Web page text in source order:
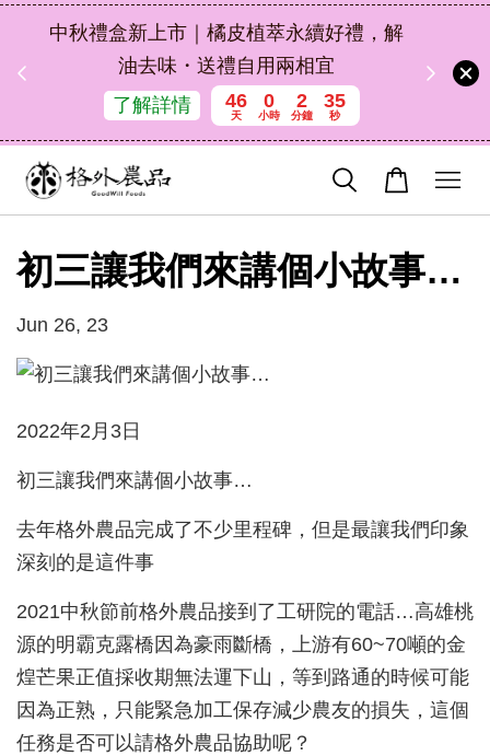
中秋禮盒新上市｜橘皮植萃永續好禮，解
油去味・送禮自用兩相宜
了解詳情
46
天
0
小時
2
分鐘
35
秒
初三讓我們來講個小故事…
Jun 26, 23
2022年2月3日
初三讓我們來講個小故事…
去年格外農品完成了不少里程碑，但是最讓我們印象
深刻的是這件事
2021中秋節前格外農品接到了工研院的電話…高雄桃
源的明霸克露橋因為豪雨斷橋，上游有60~70噸的金
煌芒果正值採收期無法運下山，等到路通的時候可能
因為正熟，只能緊急加工保存減少農友的損失，這個
任務是否可以請格外農品協助呢？